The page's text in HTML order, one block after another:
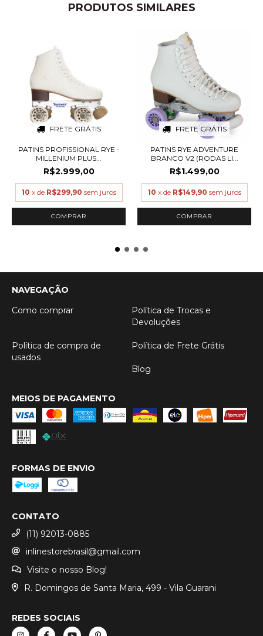
PRODUTOS SIMILARES
FRETE GRÁTIS
PATINS PROFISSIONAL RYE -
MILLENIUM PLUS...
R$2.999,00
10 x de R$299,90 sem juros
COMPRAR
FRETE GRÁTIS
PATINS RYE ADVENTURE
BRANCO V2 (RODAS LI...
R$1.499,00
10 x de R$149,90 sem juros
COMPRAR
NAVEGAÇÃO
Como comprar
Política de Trocas e
Devoluções
Política de compra de
usados
Política de Frete Grátis
Blog
MEIOS DE PAGAMENTO
FORMAS DE ENVIO
CONTATO
(11) 92013-0885
inlinestorebrasil@gmail.com
Visite o nosso Blog!
R. Domingos de Santa Maria, 499 - Vila Guarani
REDES SOCIAIS